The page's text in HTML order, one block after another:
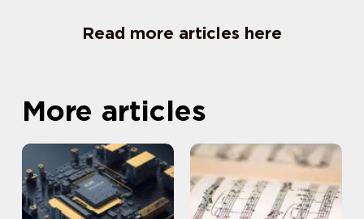
Read more articles here
More articles